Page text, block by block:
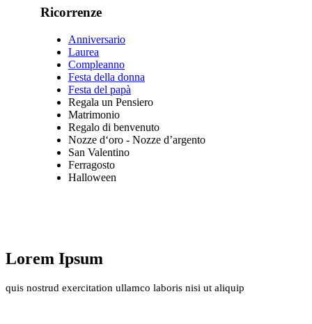
Ricorrenze
Anniversario
Laurea
Compleanno
Festa della donna
Festa del papà
Regala un Pensiero
Matrimonio
Regalo di benvenuto
Nozze d‘oro - Nozze d’argento
San Valentino
Ferragosto
Halloween
Lorem Ipsum
quis nostrud exercitation ullamco laboris nisi ut aliquip